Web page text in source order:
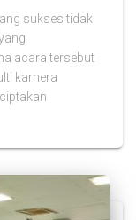
sukses tidak
acara tersebut
kamera